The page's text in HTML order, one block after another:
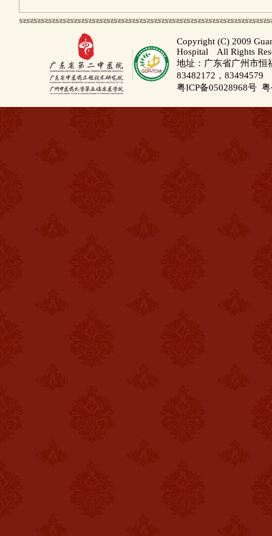
Copyright (C) 2009
Hospital All Rights
地址：广东省广州市
83482172，83494579
粤ICP备05028968号